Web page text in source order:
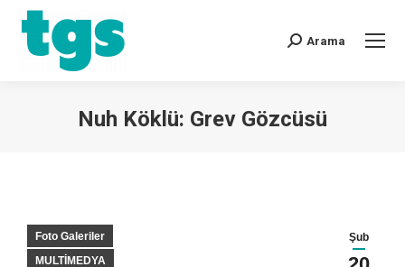
Arama
Nuh Köklü: Grev Gözcüsü
Şub
Foto Galeriler
MULTİMEDYA